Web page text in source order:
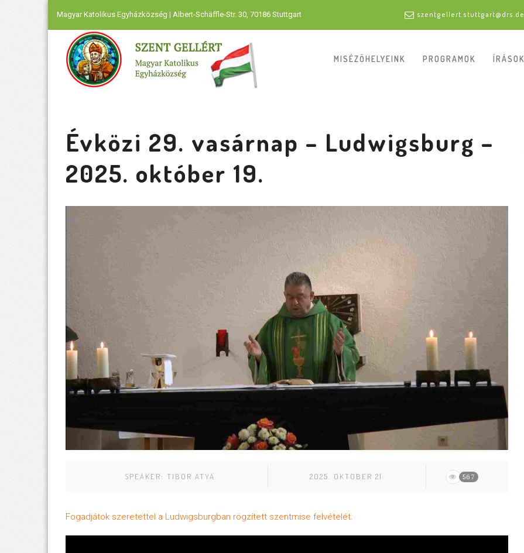
Magyar Katolikus Egyházközség | Albert-Schäffle-Str. 30, 70186 Stuttgart szentgellert.stuttgart@drs.de
MISÉZŐHELYEINK PROGRAMOK ÍRÁSOK
Évközi 29. vasárnap – Ludwigsburg –
2025. október 19.
SPEAKER: TIBOR ATYA 2025. OKTOBER 21 567
Fogadjátok szeretettel a Ludwigsburgban rögzített szentmise felvételét.